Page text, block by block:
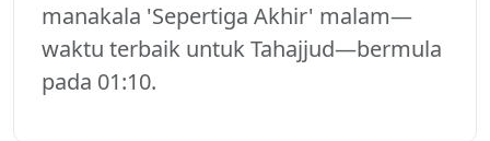
manakala 'Sepertiga Akhir' malam—
waktu terbaik untuk Tahajjud—bermula
pada 01:10.